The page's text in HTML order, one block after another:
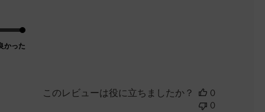
かった
このレビューは役に立ちましたか？
0
0